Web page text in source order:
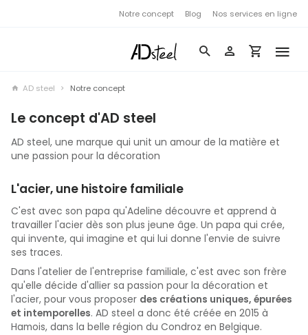
Nos services en ligne
Blog
Notre concept
AD steel Notre concept
Le concept d'AD steel
AD steel, une marque qui unit un amour de la matière et
une passion pour la décoration
L'acier, une histoire familiale
C'est avec son papa qu'Adeline découvre et apprend à
travailler l'acier dès son plus jeune âge. Un papa qui crée,
qui invente, qui imagine et qui lui donne l'envie de suivre
ses traces.
Dans l'atelier de l'entreprise familiale, c'est avec son frère
qu'elle décide d'allier sa passion pour la décoration et
l'acier, pour vous proposer des créations uniques, épurées
et intemporelles. AD steel a donc été créée en 2015 à
Hamois, dans la belle région du Condroz en Belgique.